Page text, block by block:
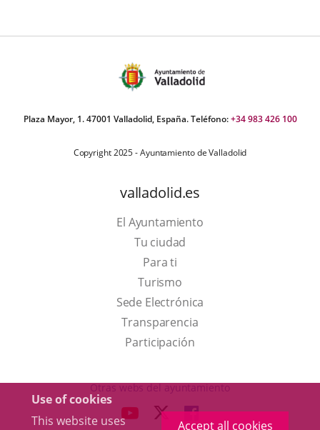
Use of cookies
This website uses
Accept all cookies
Plaza Mayor, 1. 47001 Valladolid, España. Teléfono:+34 983 426 100
Copyright 2025 - Ayuntamiento de Valladolid
valladolid.es
El Ayuntamiento
Tu ciudad
Para ti
TurismoThis
link
will
open
a
up
Sede Electrónica
Transparencia
Participación
Otras webs del ayuntamiento
LINK LINKLINK